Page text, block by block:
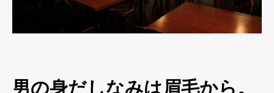
男の身だしなみは眉毛から。